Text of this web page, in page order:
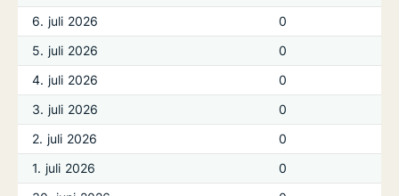
6. juli 2026
0
5. juli 2026
0
4. juli 2026
0
3. juli 2026
0
2. juli 2026
0
1. juli 2026
0